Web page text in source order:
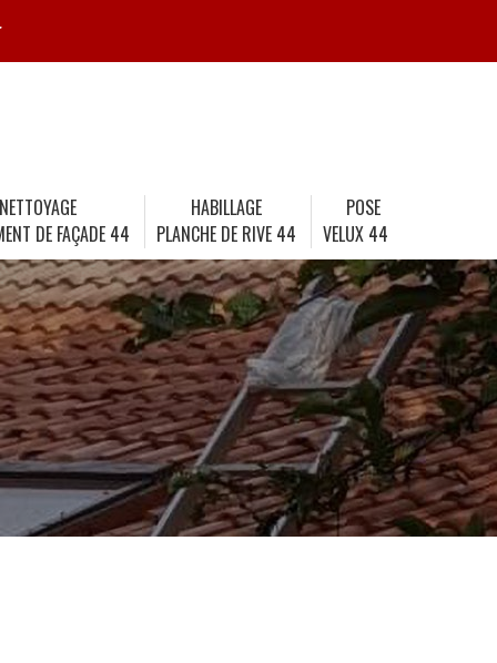
DE FAÇADE 44
HABILLAGE
PLANCHE DE RIVE 44
POSE
VELUX 44